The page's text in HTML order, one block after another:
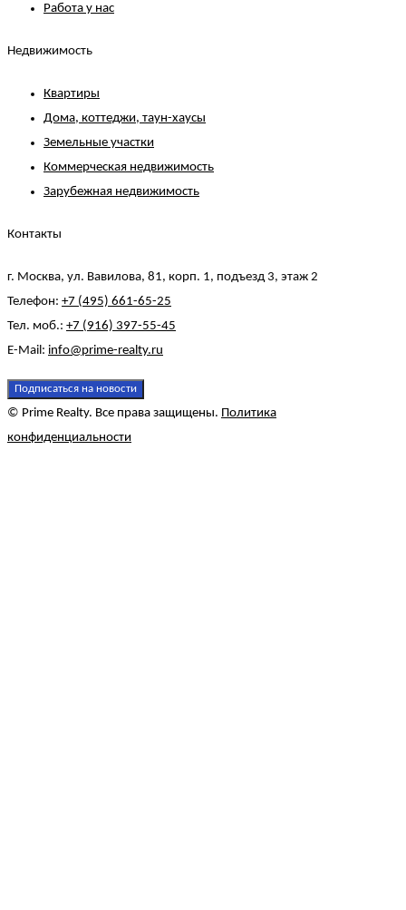
Работа у нас
Недвижимость
Квартиры
Дома, коттеджи, таун-хаусы
Земельные участки
Коммерческая недвижимость
Зарубежная недвижимость
Контакты
г. Москва, ул. Вавилова, 81, корп. 1, подъезд 3, этаж 2
Телефон: +7 (495) 661-65-25
Тел. моб.: +7 (916) 397-55-45
E-Mail: info@prime-realty.ru
Подписаться на новости
© Prime Realty. Все права защищены. Политика
конфиденциальности